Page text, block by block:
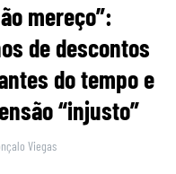
mereço”:
de descontos
do tempo e
“injusto”
Viegas